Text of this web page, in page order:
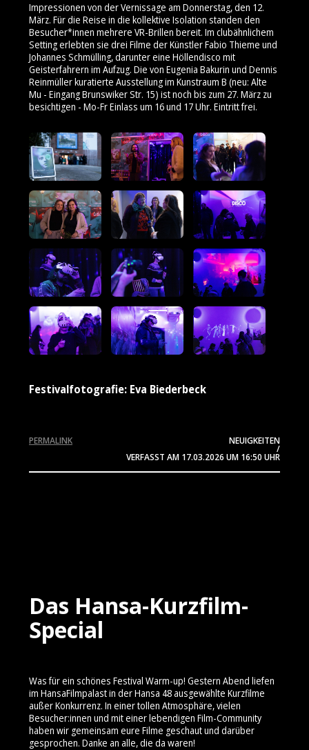
Impressionen von der Vernissage am Donnerstag, den 12.
März. Für die Reise in die kollektive Isolation standen den
Besucher*innen mehrere VR-Brillen bereit. Im clubähnlichem
Setting erlebten sie drei Filme der Künstler Fabio Thieme und
Johannes Schmülling, darunter eine Höllendisco mit
Geisterfahrern im Aufzug. Die von Eugenia Bakurin und Dennis
Reinmüller kuratierte Ausstellung im Kunstraum B (neu: Alte
Mu - Eingang Brunswiker Str. 15) ist noch bis zum 27. März zu
besichtigen - Mo-Fr Einlass um 16 und 17 Uhr. Eintritt frei.
Festivalfotografie: Eva Biederbeck
NEUIGKEITEN
/
VERFASST AM 17.03.2026 UM 16:50 UHR
PERMALINK
Das Hansa-Kurzfilm-
Special
Was für ein schönes Festival Warm-up! Gestern Abend liefen
im HansaFilmpalast in der Hansa 48 ausgewählte Kurzfilme
außer Konkurrenz. In einer tollen Atmosphäre, vielen
Besucher:innen und mit einer lebendigen Film-Community
haben wir gemeinsam eure Filme geschaut und darüber
gesprochen. Danke an alle, die da waren!